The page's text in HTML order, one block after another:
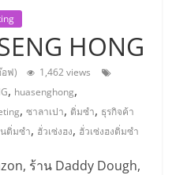
HONG
ฟ)
1,462 views
, huasenghong,
,ซาลาเปา, ติ่มซำ, ธุรกิจค้า
ติ่มซำ, ฮั่วเซ่งฮง, ฮั่วเซ่งฮงติ่มซำ
ร้าน Daddy Dough,